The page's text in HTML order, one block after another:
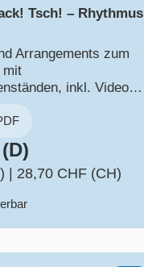
Tsch! – Rhythmus
Arrangements zum
mit
inkl. Videos
Neuauflage
28,70 CHF (CH)